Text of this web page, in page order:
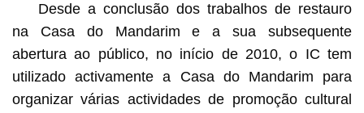
Desde a conclusão dos trabalhos de restauro
na Casa do Mandarim e a sua subsequente
abertura ao público, no início de 2010, o IC tem
utilizado activamente a Casa do Mandarim para
organizar várias actividades de promoção cultural